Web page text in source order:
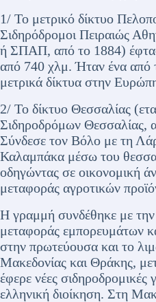
1/ Το μετρικό δίκτυο
Σιδηρόδρομοι Πειραιώς
ή ΣΠΑΠ, από το 1884)
από 740 χλμ. Ήταν ένα από
μετρικά δίκτυα στην
2/ Το δίκτυο Θεσσαλίας
Σιδηροδρόμων Θεσσαλίας,
Σύνδεσε τον Βόλο με τη
Καλαμπάκα μέσω του
οδηγώντας σε οικονομική
μεταφοράς αγροτικών
Η γραμμή συνδέθηκε με την
μεταφοράς εμπορευμάτων
στην πρωτεύουσα και το
Μακεδονίας και Θράκης,
έφερε νέες σιδηροδρομικές
ελληνική διοίκηση. Στη